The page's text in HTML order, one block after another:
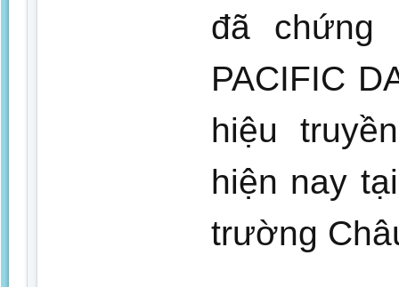
đã chứng
PACIFIC
hiệu
hiện nay
trường